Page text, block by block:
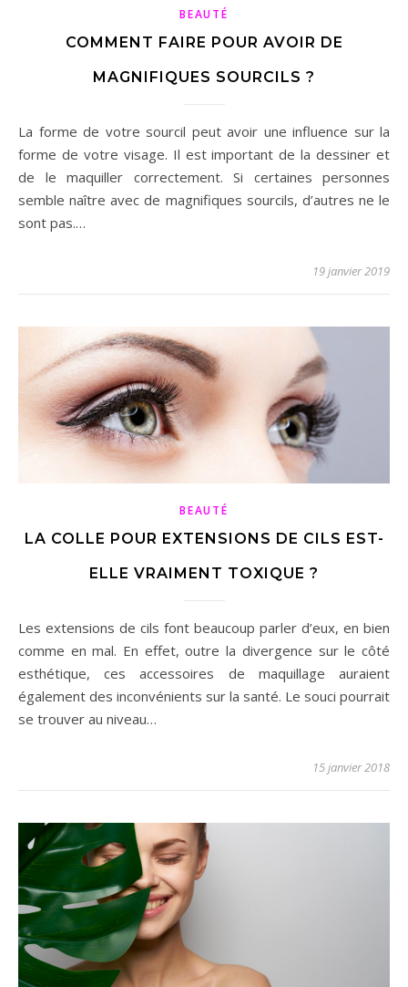
BEAUTÉ
COMMENT FAIRE POUR AVOIR DE
MAGNIFIQUES SOURCILS ?
La forme de votre sourcil peut avoir une influence sur la
forme de votre visage. Il est important de la dessiner et
de le maquiller correctement. Si certaines personnes
semble naître avec de magnifiques sourcils, d’autres ne le
sont pas.…
19 janvier 2019
BEAUTÉ
LA COLLE POUR EXTENSIONS DE CILS EST-
ELLE VRAIMENT TOXIQUE ?
Les extensions de cils font beaucoup parler d’eux, en bien
comme en mal. En effet, outre la divergence sur le côté
esthétique, ces accessoires de maquillage auraient
également des inconvénients sur la santé. Le souci pourrait
se trouver au niveau…
15 janvier 2018